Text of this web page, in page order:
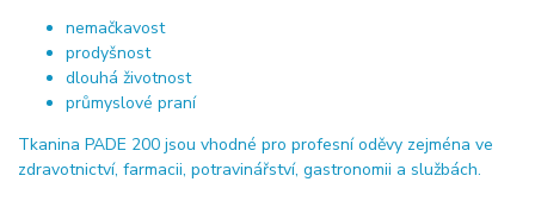
nemačkavost
prodyšnost
dlouhá životnost
průmyslové praní
Tkanina PADE 200 jsou vhodné pro profesní oděvy zejména ve
zdravotnictví, farmacii, potravinářství, gastronomii a službách.